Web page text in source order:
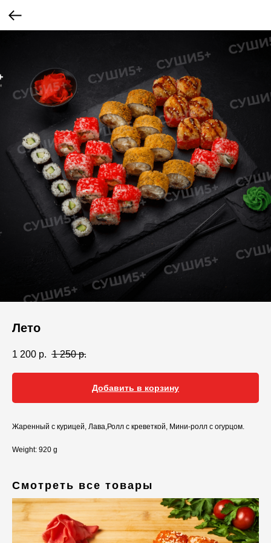
Лето
1 200 р. 1 250 р.
Добавить в корзину
Жаренный с курицей, Лава,Ролл с креветкой, Мини-ролл с огурцом.
Weight: 920 g
Смотреть все товары